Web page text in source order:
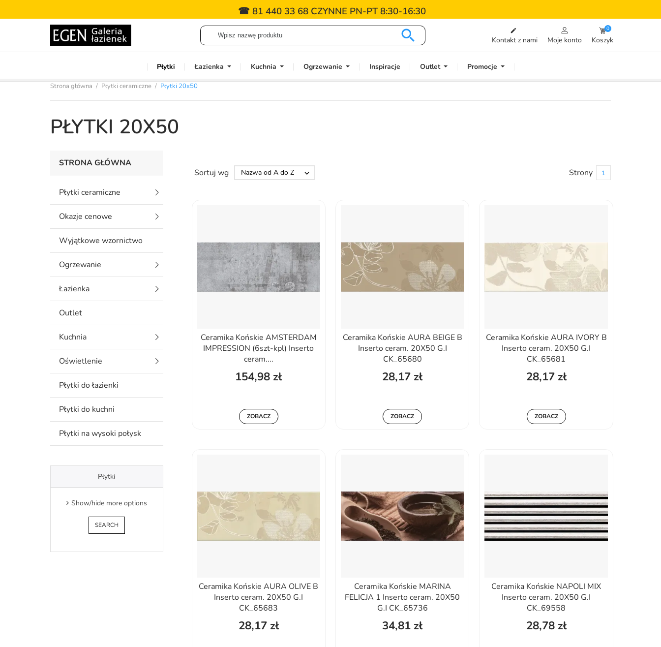
☎ 81 440 33 68 CZYNNE PN-PT 8:30-16:30
 
Kontakt z nami Moje konto Koszyk
0
Płytki Łazienka Kuchnia Ogrzewanie Inspiracje Outlet Promocje
Strona główna Płytki ceramiczne Płytki 20x50
PŁYTKI 20X50
STRONA GŁÓWNA
Płytki ceramiczne
Okazje cenowe
Wyjątkowe wzornictwo
Ogrzewanie
Łazienka
Outlet
Kuchnia
Oświetlenie
Płytki do łazienki
Płytki do kuchni
Płytki na wysoki połysk
Płytki
Show/hide more options
Sortuj wg Nazwa od A do Z  Strony 1
Ceramika Końskie AMSTERDAM
IMPRESSION (6szt-kpl) Inserto
ceram....
154,98 zł
ZOBACZ
Ceramika Końskie AURA BEIGE B
Inserto ceram. 20X50 G.I
CK_65680
28,17 zł
ZOBACZ
Ceramika Końskie AURA IVORY B
Inserto ceram. 20X50 G.I
CK_65681
28,17 zł
ZOBACZ
Ceramika Końskie AURA OLIVE B
Inserto ceram. 20X50 G.I
CK_65683
28,17 zł
Ceramika Końskie MARINA
FELICJA 1 Inserto ceram. 20X50
G.I CK_65736
34,81 zł
Ceramika Końskie NAPOLI MIX
Inserto ceram. 20X50 G.I
CK_69558
28,78 zł